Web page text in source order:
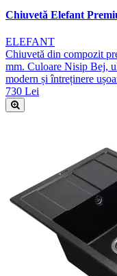
Chiuvetă Elefant
ELEFANT
Chiuvetă din compozit
mm. Culoare Nisip Bej,
modern și întreținere
730 Lei